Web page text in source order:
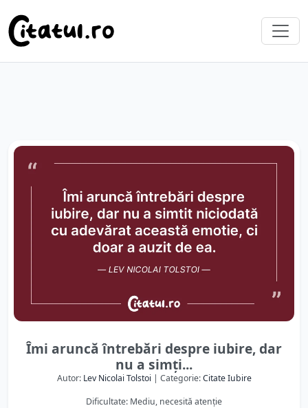
Îmi aruncă întrebări despre iubire, dar
nu a simți...
Autor: Lev Nicolai Tolstoi| Categorie:Citate Iubire
Dificultate: Mediu, necesită atenție